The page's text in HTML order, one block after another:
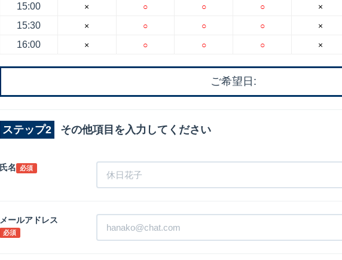
15:00
15:30
16:00
×
×
×
○
○
○
○
○
○
○
○
○
×
×
×
ご希望日:
ステップ2 その他項目を入力してください
氏名 必須
メールアドレス
必須